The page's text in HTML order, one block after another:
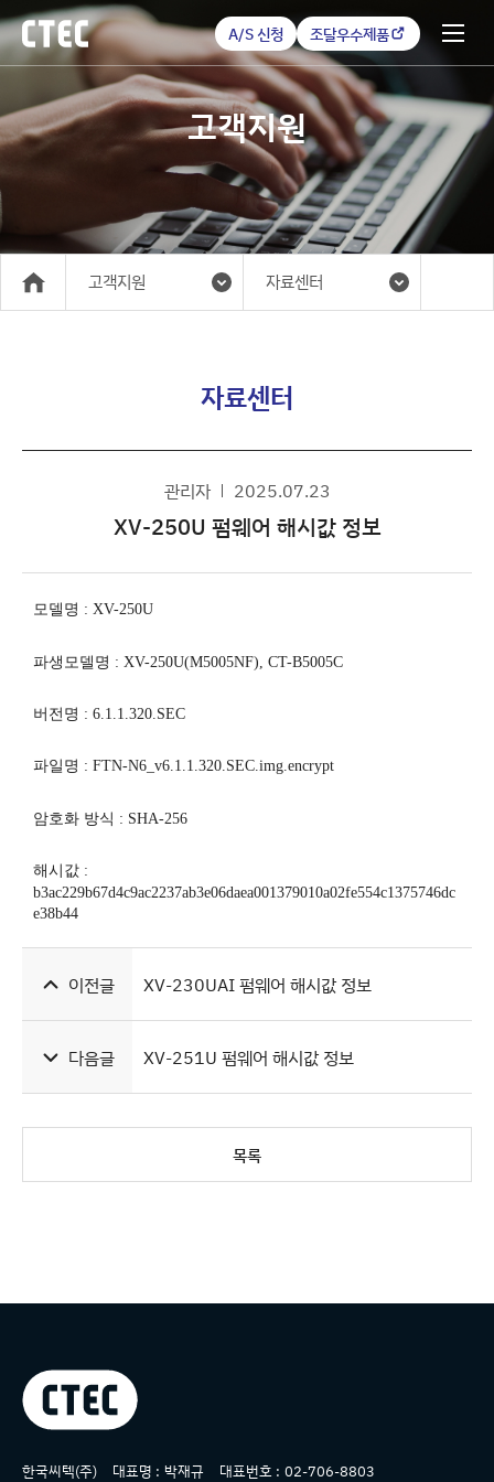
A/S 신청 조달우수제품
고객지원
메인 고객지원 자료센터
자료센터
관리자 2025.07.23
XV-250U 펌웨어 해시값 정보
모델명 : XV-250U
파생모델명 : XV-250U(M5005NF), CT-B5005C
버전명 : 6.1.1.320.SEC
파일명 : FTN-N6_v6.1.1.320.SEC.img.encrypt
암호화 방식 : SHA-256
해시값 :
b3ac229b67d4c9ac2237ab3e06daea001379010a02fe554c1375746dc
e38b44
이전글 XV-230UAI 펌웨어 해시값 정보
다음글 XV-251U 펌웨어 해시값 정보
목록
상호명
한국씨텍(주) 대표명 : 박재규 대표번호 : 02-706-8803